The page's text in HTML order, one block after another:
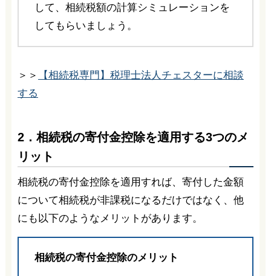
して、相続税額の計算シミュレーションを
してもらいましょう。
＞＞
【相続税専門】税理士法人チェスターに相談
する
2．相続税の寄付金控除を適用する3つのメ
リット
相続税の寄付金控除を適用すれば、寄付した金額
について相続税が非課税になるだけではなく、他
にも以下のようなメリットがあります。
相続税の寄付金控除のメリット